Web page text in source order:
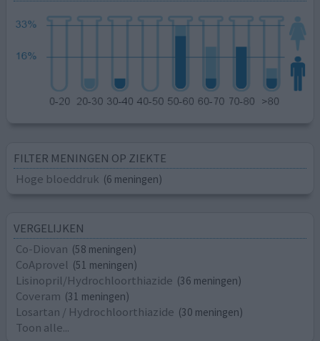
FILTER MENINGEN OP ZIEKTE
Hoge bloeddruk (6 meningen)
VERGELIJKEN
Co-Diovan (58 meningen)
CoAprovel (51 meningen)
Lisinopril/Hydrochloorthiazide (36 meningen)
Coveram (31 meningen)
Losartan / Hydrochloorthiazide (30 meningen)
Toon alle...